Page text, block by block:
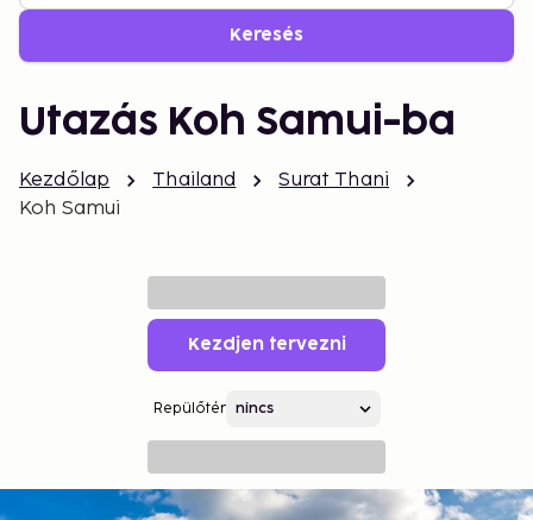
Keresés
Utazás Koh Samui-ba
Kezdőlap Thailand
Surat Thani
Koh Samui
Kezdjen tervezni
Repülőtér